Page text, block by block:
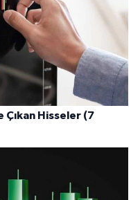
Hisseler (7